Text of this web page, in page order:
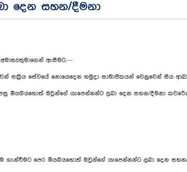
දෙන සහන/දීමනා
ඇසීමට,—
සේවයේ නොයෙදෙන හමුදා සාමාජිකයන් වෙනුවෙන් සිය
මියගියහොත් ඔවුන්ගේ යැපෙන්නන්ට ලබා දෙන සහන/දීමනා
ගැන්වීමට පෙර මියගියහොත් ඔවුන්ගේ යැපෙන්නන්ට ලබා දෙන